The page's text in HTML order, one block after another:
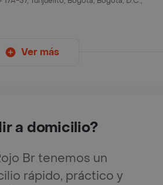
Ver más
a domicilio?
Br tenemos un
rápido, práctico y